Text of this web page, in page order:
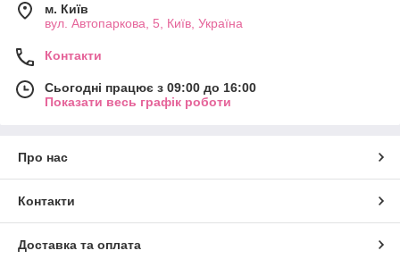
м. Київ
вул. Автопаркова, 5, Київ, Україна
Контакти
Сьогодні працює з 09:00 до 16:00
Показати весь графік роботи
Про нас
Контакти
Доставка та оплата